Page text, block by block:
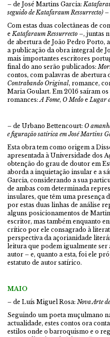
– de José Martins Garcia:
seguido de Katafaraum Ressurrecto) –
Com estas duas colectâneas de
e Katafaraum Ressurrecto –, juntas
de abertura de João Pedro Porto,
a publicação da obra integral de
mais importantes escritores
final do ano serão publicados:
contos, com palavras de abertura
Contrabando Original, romance,
Maria Goulart. Em 2016 saíram
romances:A Fome, O Medo eLugar
– de Urbano Bettencourt: O
e figuração satírica em José Martins
Esta obra tem como origem a
apresentada à Universidade dos
obtenção do grau de doutor em
aborda a inquietação insular e a
Garcia, considerando a sua
de ambas com determinada
insulares, que têm uma presença
por estas duas linhas de análise
alguns posicionamentos de
escritor, mas também enquanto
crítico por ele consagrado à
perspectiva da açorianidade
leitura que podem igualmente ser
autor – e, quanto a esta, foi ele
estatuto de autor satírico.
MAIO
– de Luís Miguel Rosa: Nova Arte
Seguindo um poeta muçulmano
actualidade, estes contos ora
estilos onde o barroquismo e o